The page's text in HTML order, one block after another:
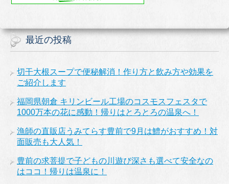
最近の投稿
切干大根スープで便秘解消！作り方と飲み方や効果を
ご紹介します
福岡県朝倉 キリンビール工場のコスモスフェスタで
1000万本の花に感動！帰りはとろとろの温泉へ！
漁師の直販店うみてらす豊前で9月は鱧がおすすめ！対
面販売も大人気！
豊前の求菩提で子どもの川遊び深さも選べて安全なの
はココ！帰りは温泉に！